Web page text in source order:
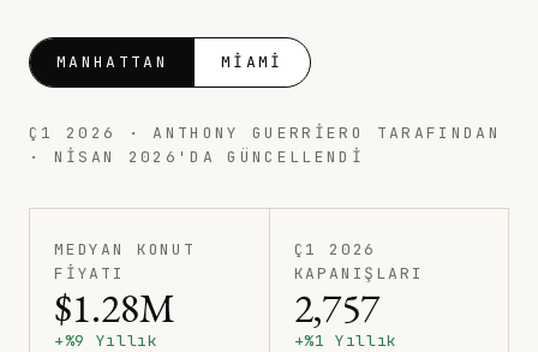
MANHATTAN MIAMI
Ç1 2026 · ANTHONY GUERRIERO TARAFINDAN
· NISAN 2026'DA GÜNCELLENDI
MEDYAN KONUT
FIYATI
$1.28M
+%9 Yıllık
Ç1 2026
KAPANIŞLARI
2,757
+%1 Yıllık